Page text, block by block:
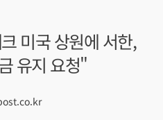
미국 상원에 서한,
유지 요청"